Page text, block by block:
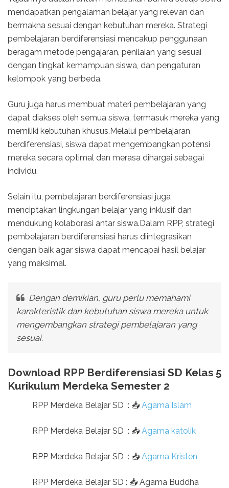
mendapatkan pengalaman belajar yang relevan dan
bermakna sesuai dengan kebutuhan mereka. Strategi
pembelajaran berdiferensiasi mencakup penggunaan
beragam metode pengajaran, penilaian yang sesuai
dengan tingkat kemampuan siswa, dan pengaturan
kelompok yang berbeda.
Guru juga harus membuat materi pembelajaran yang
dapat diakses oleh semua siswa, termasuk mereka yang
memiliki kebutuhan khusus.Melalui pembelajaran
berdiferensiasi, siswa dapat mengembangkan potensi
mereka secara optimal dan merasa dihargai sebagai
individu.
Selain itu, pembelajaran berdiferensiasi juga
menciptakan lingkungan belajar yang inklusif dan
mendukung kolaborasi antar siswa.Dalam RPP, strategi
pembelajaran berdiferensiasi harus diintegrasikan
dengan baik agar siswa dapat mencapai hasil belajar
yang maksimal.
Dengan demikian, guru perlu memahami
karakteristik dan kebutuhan siswa mereka untuk
mengembangkan strategi pembelajaran yang
sesuai.
Download RPP Berdiferensiasi SD Kelas 5
Kurikulum Merdeka Semester 2
RPP Merdeka Belajar SD : 📥 Agama Islam
RPP Merdeka Belajar SD : 📥 Agama katolik
RPP Merdeka Belajar SD : 📥 Agama Kristen
RPP Merdeka Belajar SD : 📥 Agama Buddha